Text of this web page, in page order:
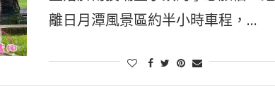
離日月潭風景區約半小時車程，…